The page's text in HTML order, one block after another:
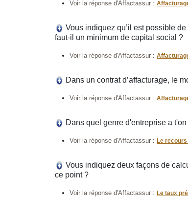
Voir la réponse d'Affactassur :
Vous indiquez qu’il est possible de
faut-il un minimum de capital social ?
Voir la réponse d'Affactassur :
Dans un contrat d’affacturage, le
Voir la réponse d'Affactassur :
Dans quel genre d'entreprise a
Voir la réponse d'Affactassur : Le
Vous indiquez deux façons de
ce point ?
Voir la réponse d'Affactassur : Le taux